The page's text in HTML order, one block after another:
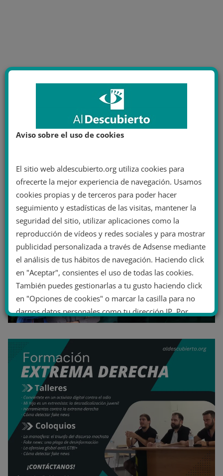
Aviso sobre el uso de cookies
El sitio web aldescubierto.org utiliza cookies para
ofrecerte la mejor experiencia de navegación. Usamos
cookies propias y de terceros para poder hacer
seguimiento y estadísticas de las visitas, mantener la
seguridad del sitio, utilizar aplicaciones como la
reproducción de vídeos y redes sociales y para mostrar
publicidad personalizada a través de Adsense mediante
el análisis de tus hábitos de navegación. Haciendo click
en "Aceptar", consientes el uso de todas las cookies.
También puedes gestionarlas a tu gusto haciendo click
en "Opciones de cookies" o marcar la casilla para no
darnos datos personales como tu dirección IP. Por
último, puedes leer nuestra Política de cookies.
No dar mi información personal
Opciones de cookies Aceptar cookies
Rechazar cookies Política de cookies